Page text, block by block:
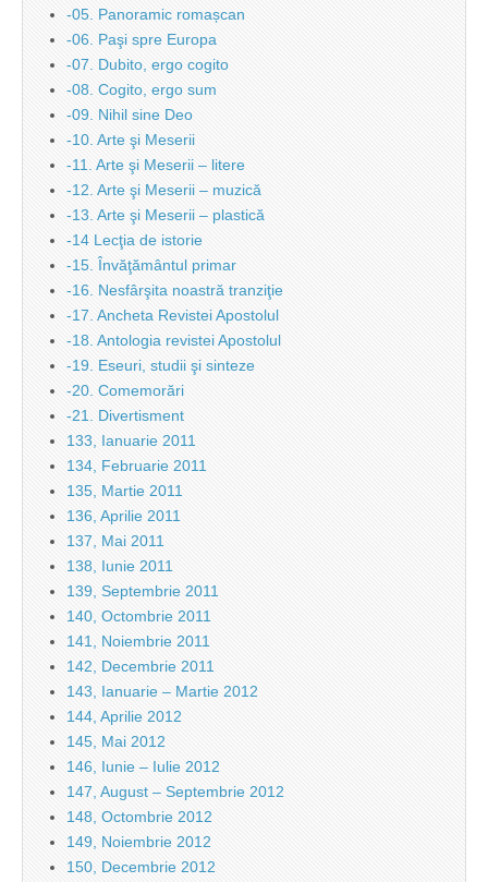
-05. Panoramic romașcan
-06. Paşi spre Europa
-07. Dubito, ergo cogito
-08. Cogito, ergo sum
-09. Nihil sine Deo
-10. Arte şi Meserii
-11. Arte şi Meserii – litere
-12. Arte şi Meserii – muzică
-13. Arte şi Meserii – plastică
-14 Lecţia de istorie
-15. Învăţământul primar
-16. Nesfârşita noastră tranziţie
-17. Ancheta Revistei Apostolul
-18. Antologia revistei Apostolul
-19. Eseuri, studii şi sinteze
-20. Comemorări
-21. Divertisment
133, Ianuarie 2011
134, Februarie 2011
135, Martie 2011
136, Aprilie 2011
137, Mai 2011
138, Iunie 2011
139, Septembrie 2011
140, Octombrie 2011
141, Noiembrie 2011
142, Decembrie 2011
143, Ianuarie – Martie 2012
144, Aprilie 2012
145, Mai 2012
146, Iunie – Iulie 2012
147, August – Septembrie 2012
148, Octombrie 2012
149, Noiembrie 2012
150, Decembrie 2012